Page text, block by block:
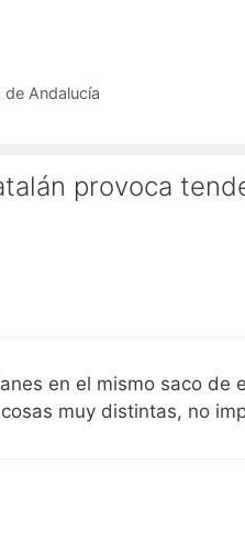
Andalucía
provoca
en el mismo saco de
muy distintas, no